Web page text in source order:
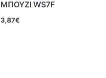
ΜΠΟΥΖΙ WS7F
3,87€